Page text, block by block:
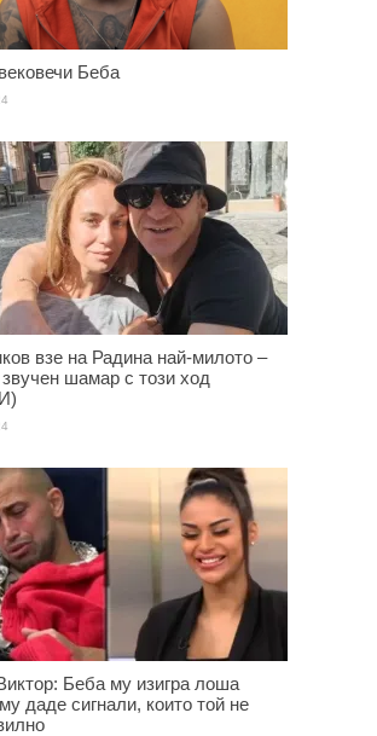
Беба
взе на Радина най-милото –
шамар с този ход
Беба му изигра лоша
даде сигнали, които той не